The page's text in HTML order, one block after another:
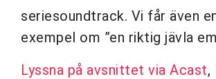
seriesoundtrack. Vi får även
exempel om ”en riktig jävla
Lyssna på avsnittet via Acast,